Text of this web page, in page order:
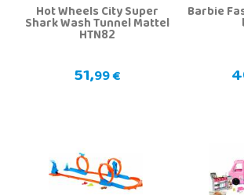
Hot Wheels City Super
Shark Wash Tunnel Mattel
HTN82
51,99 €
Barbie